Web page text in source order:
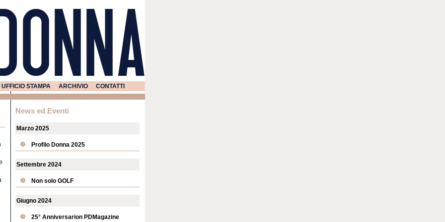
UFFICIO STAMPA ARCHIVIO CONTATTI
News ed Eventi
Marzo 2025
Profilo Donna 2025
Settembre 2024
Non solo GOLF
Giugno 2024
25° Anniversarion PDMagazine